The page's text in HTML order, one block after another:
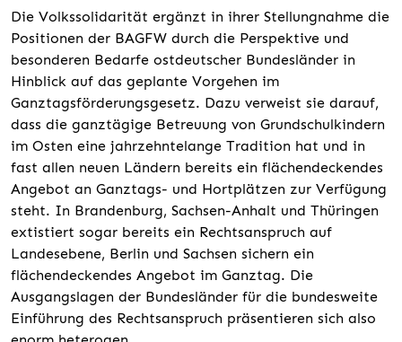
Die Volkssolidarität ergänzt in ihrer Stellungnahme die
Positionen der BAGFW durch die Perspektive und
besonderen Bedarfe ostdeutscher Bundesländer in
Hinblick auf das geplante Vorgehen im
Ganztagsförderungsgesetz. Dazu verweist sie darauf,
dass die ganztägige Betreuung von Grundschulkindern
im Osten eine jahrzehntelange Tradition hat und in
fast allen neuen Ländern bereits ein flächendeckendes
Angebot an Ganztags- und Hortplätzen zur Verfügung
steht. In Brandenburg, Sachsen-Anhalt und Thüringen
extistiert sogar bereits ein Rechtsanspruch auf
Landesebene, Berlin und Sachsen sichern ein
flächendeckendes Angebot im Ganztag. Die
Ausgangslagen der Bundesländer für die bundesweite
Einführung des Rechtsanspruch präsentieren sich also